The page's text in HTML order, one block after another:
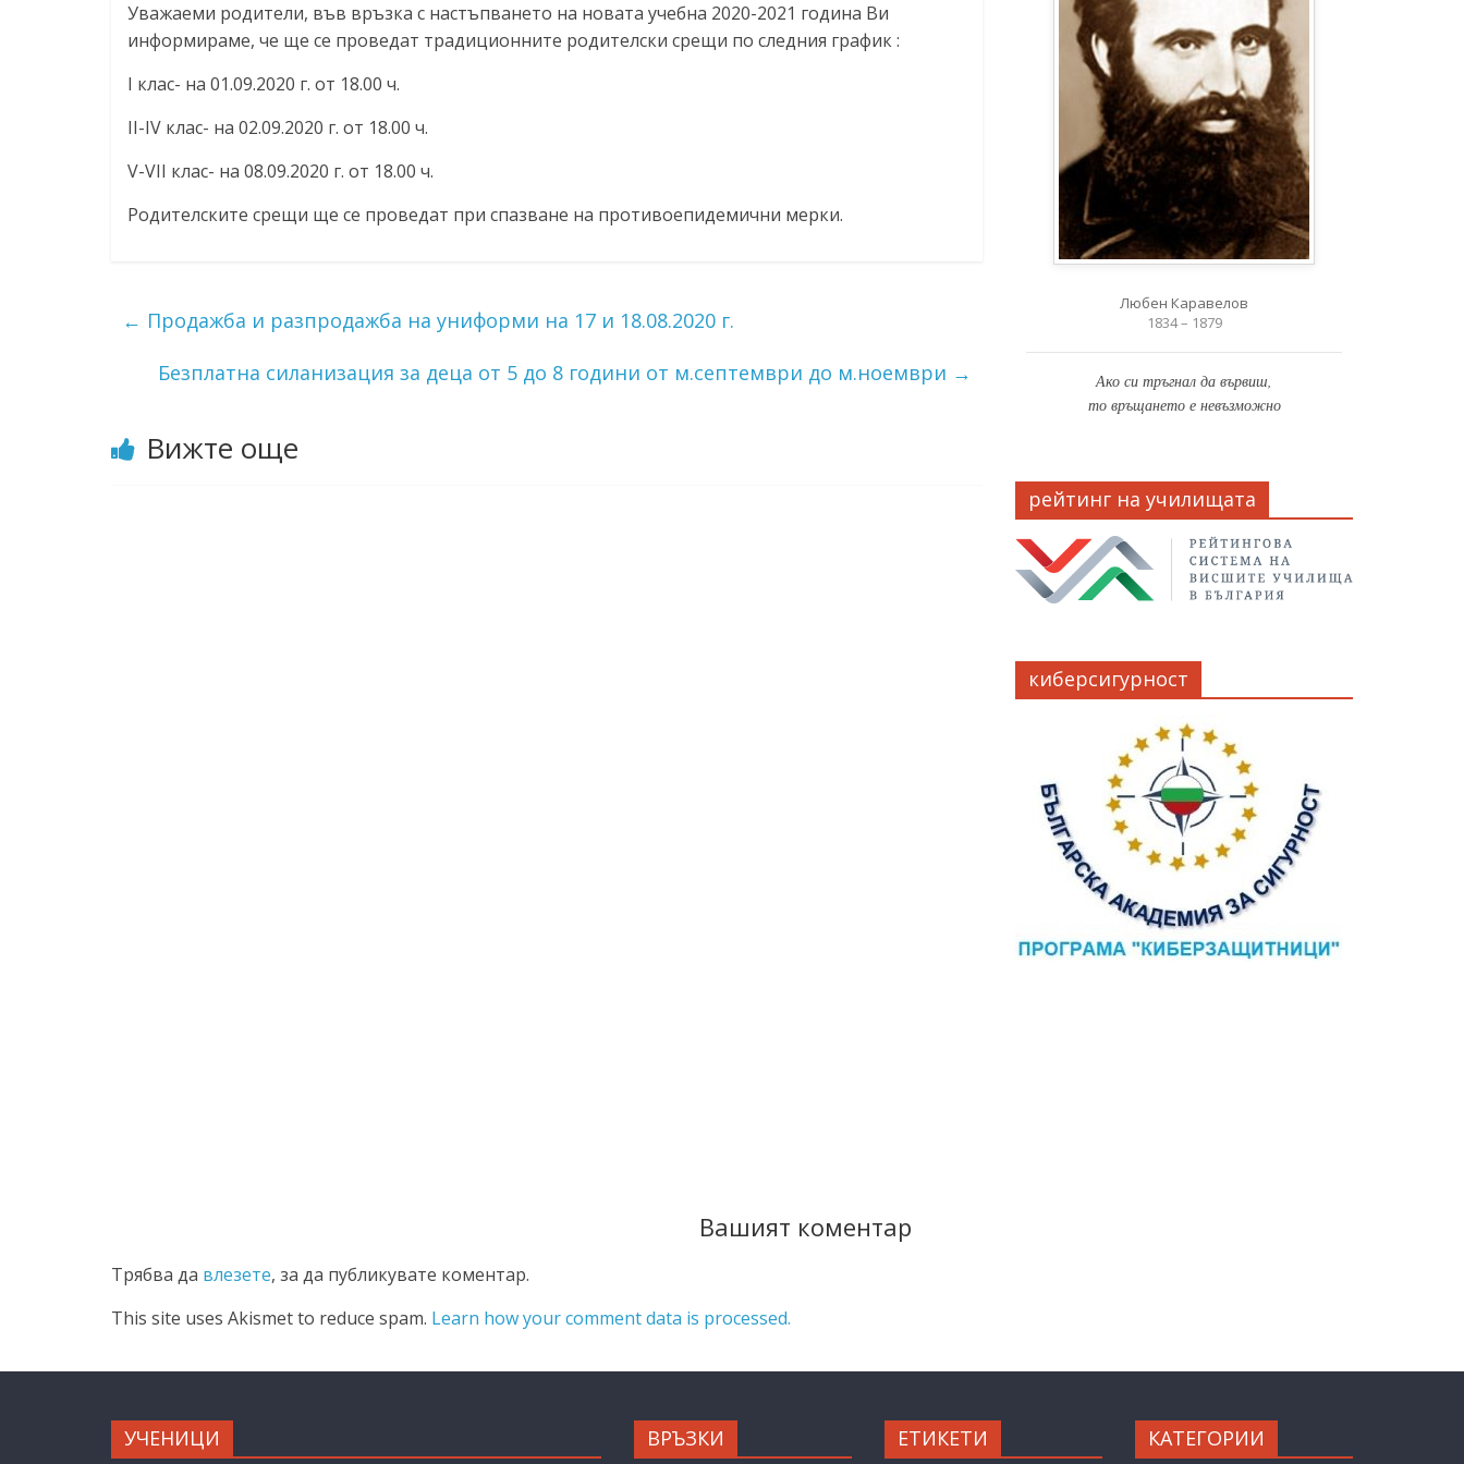
ресурси (ЦРЧР)
Уважаеми родители, във връзка с настъпването на новата учебна 2020-2021 година Ви
информираме, че ще се проведат традиционните родителски срещи по следния график :
I клас- на 01.09.2020 г. от 18.00 ч.
II-IV клас- на 02.09.2020 г. от 18.00 ч.
V-VII клас- на 08.09.2020 г. от 18.00 ч.
Родителските срещи ще се проведат при спазване на противоепидемични мерки.
← Продажба и разпродажба на униформи на 17 и 18.08.2020 г.
Безплатна силанизация за деца от 5 до 8 години от м.септември до м.ноември →
Вижте още
Вашият коментар
Трябва да влезете, за да публикувате коментар.
This site uses Akismet to reduce spam. Learn how your comment data is processed.
Любен Каравелов
1834 – 1879
Ако си тръгнал да вървиш,
то връщането е невъзможно
рейтинг на училищата
киберсигурност
УЧЕНИЦИ ВРЪЗКИ ЕТИКЕТИ КАТЕГОРИИ